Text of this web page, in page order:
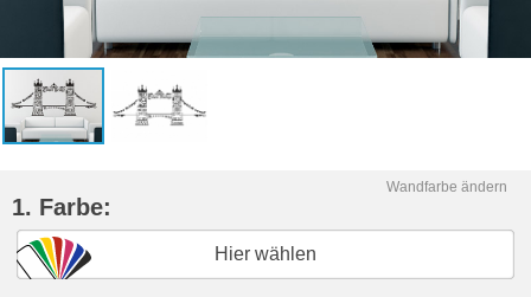
Wandfarbe ändern
1. Farbe:
Hier wählen